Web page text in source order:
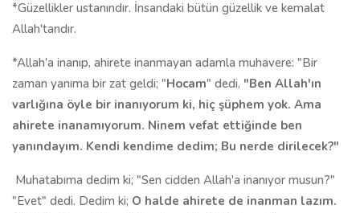
*Güzellikler ustanındır. İnsandaki bütün güzellik ve kemalat
Allah'tandır.
*Allah'a inanıp, ahirete inanmayan adamla muhavere: "Bir
zaman yanıma bir zat geldi; "Hocam" dedi, "Ben Allah'ın
varlığına öyle bir inanıyorum ki, hiç şüphem yok. Ama
ahirete inanamıyorum. Ninem vefat ettiğinde ben
yanındayım. Kendi kendime dedim; Bu nerde dirilecek?"
Muhatabıma dedim ki; "Sen cidden Allah'a inanıyor musun?"
"Evet" dedi. Dedim ki; O halde ahirete de inanman lazım.